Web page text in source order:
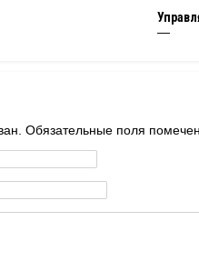
—
Обязательные поля